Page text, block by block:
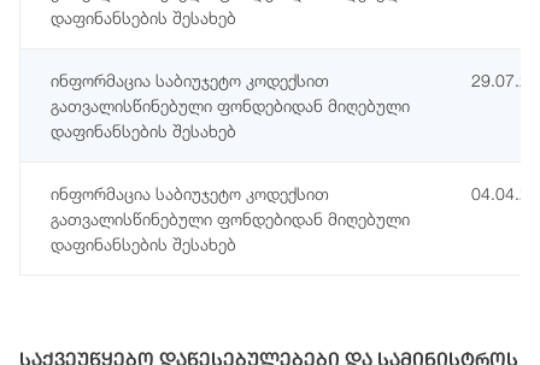
დაფინანსების შესახებ
ინფორმაცია საბიუჯეტო კოდექსით
გათვალისწინებული ფონდებიდან მიღებული
დაფინანსების შესახებ
ინფორმაცია საბიუჯეტო კოდექსით
გათვალისწინებული ფონდებიდან მიღებული
დაფინანსების შესახებ
საქვეუწყებო დაწესებულებები და სამინისტროს